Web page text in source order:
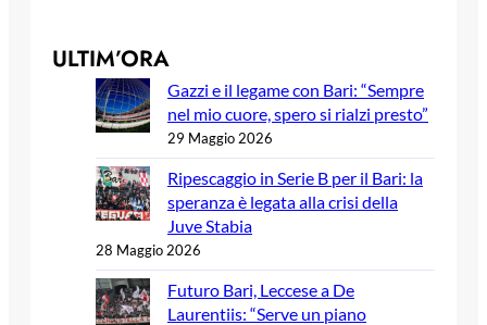
ULTIM’ORA
Gazzi e il legame con Bari: “Sempre
nel mio cuore, spero si rialzi presto”
29 Maggio 2026
Ripescaggio in Serie B per il Bari: la
speranza è legata alla crisi della
Juve Stabia
28 Maggio 2026
Futuro Bari, Leccese a De
Laurentiis: “Serve un piano